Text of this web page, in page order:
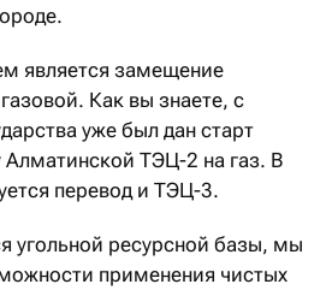
является замещение
Как вы знаете, с
уже был дан старт
Алматинской ТЭЦ-2 на газ. В
перевод и ТЭЦ-3.
угольной ресурсной базы, мы
применения чистых